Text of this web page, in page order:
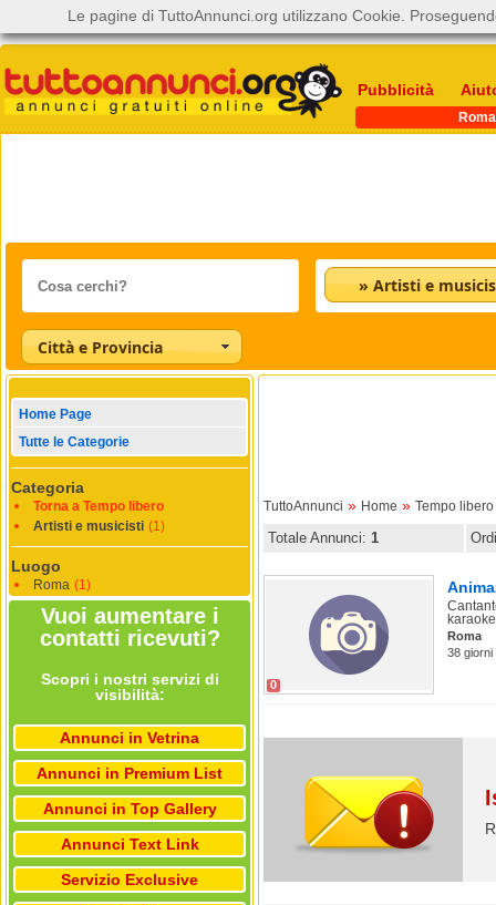
Pubblicità
Roma
» Artisti e
Città e Provincia
Home Page
Tutte le Categorie
Categoria
Torna a Tempo libero
Artisti e musicisti (1)
Luogo
Roma (1)
Vuoi aumentare i
contatti ricevuti?
Scopri i nostri servizi di
visibilità:
Annunci in Vetrina
Annunci in Premium List
Annunci in Top Gallery
Annunci Text Link
Servizio Exclusive
TuttoAnnunci » Home » Tempo libero
Totale Annunci: 1
0
Roma
38 giorni
Le pagine di TuttoAnnunci.org utilizzano Cookie.